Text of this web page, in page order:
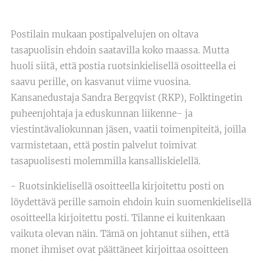
Postilain mukaan postipalvelujen on oltava
tasapuolisin ehdoin saatavilla koko maassa. Mutta
huoli siitä, että postia ruotsinkielisellä osoitteella ei
saavu perille, on kasvanut viime vuosina.
Kansanedustaja Sandra Bergqvist (RKP), Folktingetin
puheenjohtaja ja eduskunnan liikenne- ja
viestintävaliokunnan jäsen, vaatii toimenpiteitä, joilla
varmistetaan, että postin palvelut toimivat
tasapuolisesti molemmilla kansalliskielellä.
- Ruotsinkielisellä osoitteella kirjoitettu posti on
löydettävä perille samoin ehdoin kuin suomenkielisellä
osoitteella kirjoitettu posti. Tilanne ei kuitenkaan
vaikuta olevan näin. Tämä on johtanut siihen, että
monet ihmiset ovat päättäneet kirjoittaa osoitteen